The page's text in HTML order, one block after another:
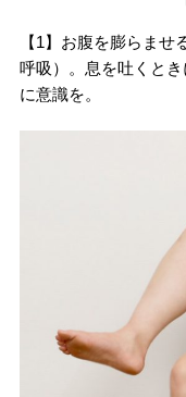
【1】お腹を膨らま
呼吸）。息を吐くと
に意識を。